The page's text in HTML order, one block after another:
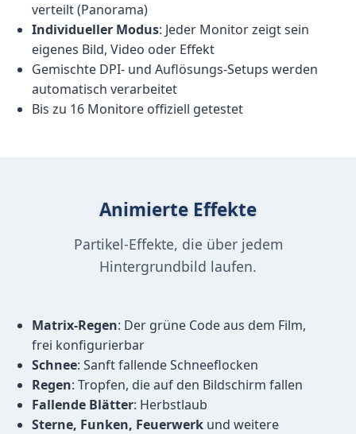
verteilt (Panorama)
Individueller Modus: Jeder Monitor zeigt sein
eigenes Bild, Video oder Effekt
Gemischte DPI- und Auflösungs-Setups werden
automatisch verarbeitet
Bis zu 16 Monitore offiziell getestet
Animierte Effekte
Partikel-Effekte, die über jedem
Hintergrundbild laufen.
Matrix-Regen: Der grüne Code aus dem Film,
frei konfigurierbar
Schnee: Sanft fallende Schneeflocken
Regen: Tropfen, die auf den Bildschirm fallen
Fallende Blätter: Herbstlaub
Sterne, Funken, Feuerwerk und weitere